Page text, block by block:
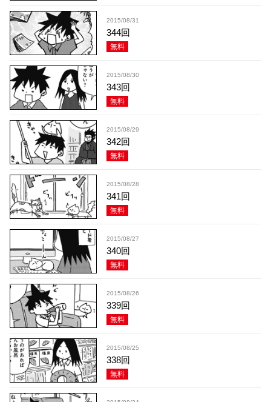
2015/08/31
344回
無料
2015/08/30
343回
無料
2015/08/29
342回
無料
2015/08/28
341回
無料
2015/08/27
340回
無料
2015/08/26
339回
無料
2015/08/25
338回
無料